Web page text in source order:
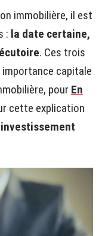
immobilière, il est
: la date certaine,
. Ces trois
importance capitale
pour En
cette explication